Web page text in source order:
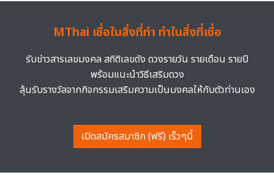
MThai เชื่อในสิ่งที่ทำ ทำในสิ่งที่เชื่อ
รับข่าวสารเลขมงคล สถิติเลขดัง ดวงรายวัน รายเดือน รายปี
พร้อมแนะนำวิธีเสริมดวง
ลุ้นรับรางวัลจากกิจกรรมเสริมความเป็นมงคลให้กับตัวท่านเอง
เปิดสมัครสมาชิก (ฟรี) เร็วๆนี้